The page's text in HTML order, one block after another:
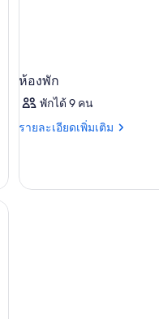
ห้องพัก
พักได้ 9 คน
รายละเอียดเพิ่มเติม
ราย
เกี่ยว